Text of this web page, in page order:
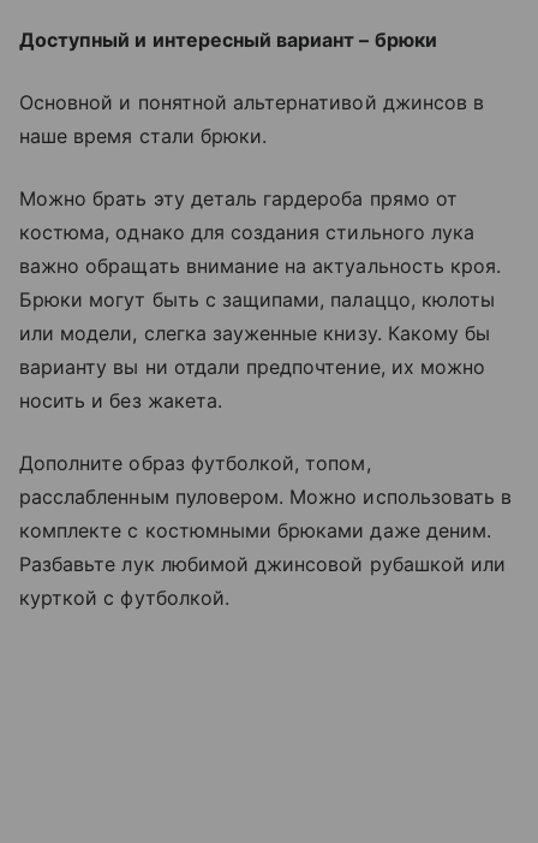
Доступный и интересный вариант – брюки
Основной и понятной альтернативой джинсов в
наше время стали брюки.
Можно брать эту деталь гардероба прямо от
костюма, однако для создания стильного лука
важно обращать внимание на актуальность кроя.
Брюки могут быть с защипами, палаццо, кюлоты
или модели, слегка зауженные книзу. Какому бы
варианту вы ни отдали предпочтение, их можно
носить и без жакета.
Дополните образ футболкой, топом,
расслабленным пуловером. Можно использовать в
комплекте с костюмными брюками даже деним.
Разбавьте лук любимой джинсовой рубашкой или
курткой с футболкой.